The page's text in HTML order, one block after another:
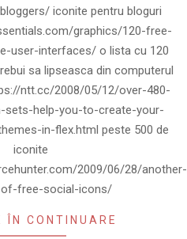
iconite pentru bloguri
graphics/120-free-
user-interfaces/ o lista cu 120
sa lipseasca din computerul
ntt.cc/2008/05/12/over-480-
help-you-to-create-your-
in-flex.html peste 500 de
iconite
2009/06/28/another-
free-social-icons/
ÎN CONTINUARE